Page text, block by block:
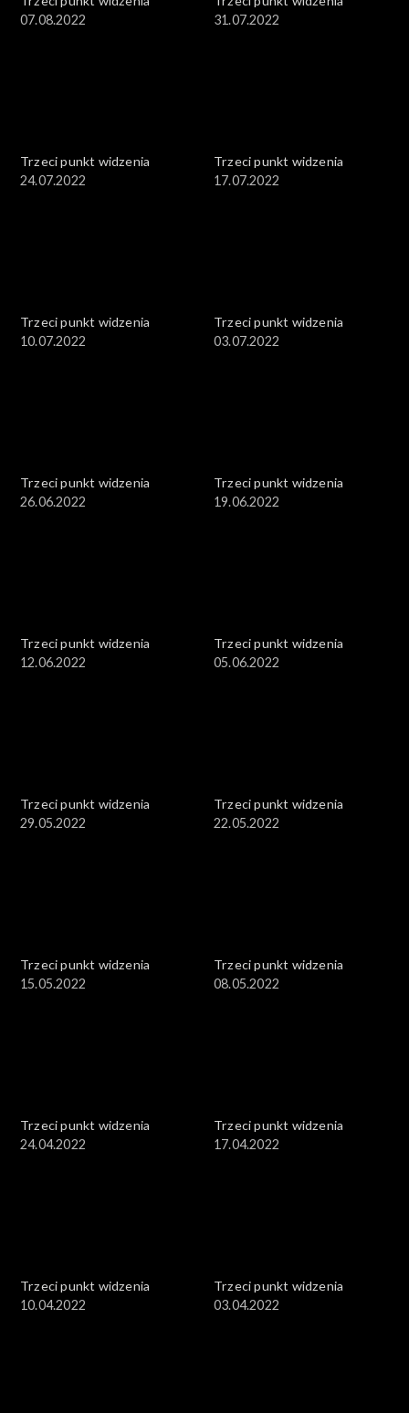
07.08.2022
31.07.2022
Trzeci punkt widzenia
24.07.2022
Trzeci punkt widzenia
17.07.2022
Trzeci punkt widzenia
10.07.2022
Trzeci punkt widzenia
03.07.2022
Trzeci punkt widzenia
26.06.2022
Trzeci punkt widzenia
19.06.2022
Trzeci punkt widzenia
12.06.2022
Trzeci punkt widzenia
05.06.2022
Trzeci punkt widzenia
29.05.2022
Trzeci punkt widzenia
22.05.2022
Trzeci punkt widzenia
15.05.2022
Trzeci punkt widzenia
08.05.2022
Trzeci punkt widzenia
24.04.2022
Trzeci punkt widzenia
17.04.2022
Trzeci punkt widzenia
10.04.2022
Trzeci punkt widzenia
03.04.2022